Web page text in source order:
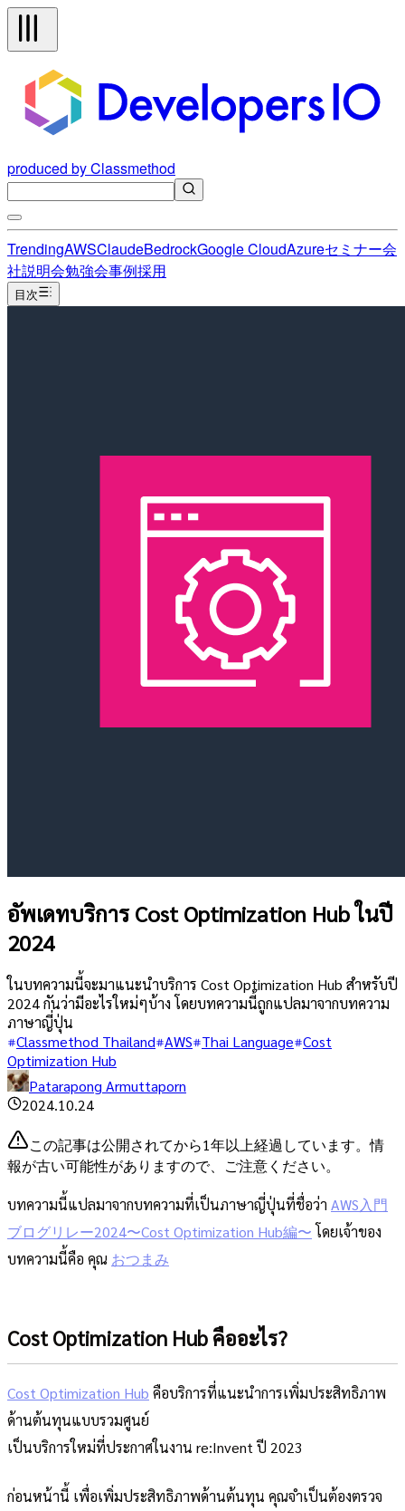
produced by Classmethod
TrendingAWSClaudeBedrockGoogle CloudAzureセミナー会
社説明会勉強会事例採用
目次
อัพเดทบริการ Cost Optimization Hub ในปี
2024
ในบทความนี้จะมาแนะนำบริการ Cost Optimization Hub สำหรับปี
2024 กันว่ามีอะไรใหม่ๆบ้าง โดยบทความนี้ถูกแปลมาจากบทความ
ภาษาญี่ปุ่น
Classmethod Thailand AWS Thai Language Cost
Optimization Hub
Patarapong Armuttaporn
2024.10.24
この記事は公開されてから1年以上経過しています。情
報が古い可能性がありますので、ご注意ください。
บทความนี้แปลมาจากบทความที่เป็นภาษาญี่ปุ่นที่ชื่อว่า AWS入門
ブログリレー2024〜Cost Optimization Hub編〜โดยเจ้าของ
บทความนี้คือ คุณ おつまみ
Cost Optimization Hub คืออะไร?
Cost Optimization Hub คือบริการที่แนะนำการเพิ่มประสิทธิภาพ
ด้านต้นทุนแบบรวมศูนย์
เป็นบริการใหม่ที่ประกาศในงาน re:Invent ปี 2023
ก่อนหน้านี้ เพื่อเพิ่มประสิทธิภาพด้านต้นทุน คุณจำเป็นต้องตรวจ